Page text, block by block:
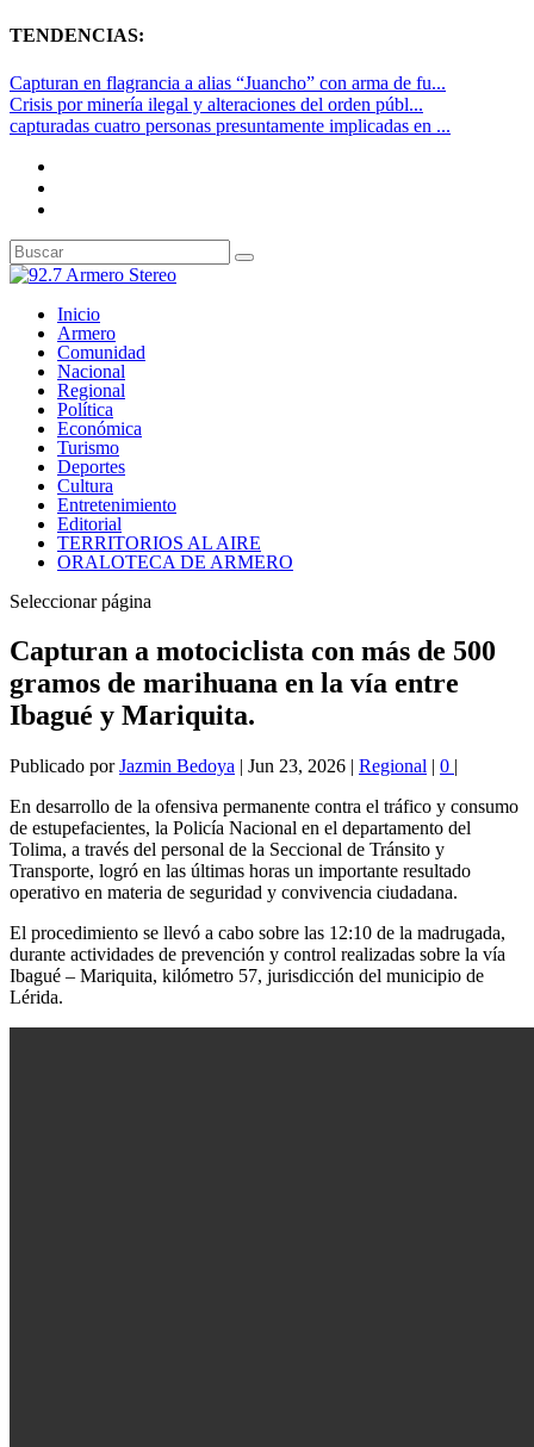
TENDENCIAS:
Capturan en flagrancia a alias “Juancho” con arma de fu...
Crisis por minería ilegal y alteraciones del orden públ...
capturadas cuatro personas presuntamente implicadas en ...
Inicio
Armero
Comunidad
Nacional
Regional
Política
Económica
Turismo
Deportes
Cultura
Entretenimiento
Editorial
TERRITORIOS AL AIRE
ORALOTECA DE ARMERO
Seleccionar página
Capturan a motociclista con más de 500
gramos de marihuana en la vía entre
Ibagué y Mariquita.
Publicado porJazmin Bedoya | Jun 23, 2026 | Regional | 0 |
En desarrollo de la ofensiva permanente contra el tráfico y consumo
de estupefacientes, la Policía Nacional en el departamento del
Tolima, a través del personal de la Seccional de Tránsito y
Transporte, logró en las últimas horas un importante resultado
operativo en materia de seguridad y convivencia ciudadana.
El procedimiento se llevó a cabo sobre las 12:10 de la madrugada,
durante actividades de prevención y control realizadas sobre la vía
Ibagué – Mariquita, kilómetro 57, jurisdicción del municipio de
Lérida.